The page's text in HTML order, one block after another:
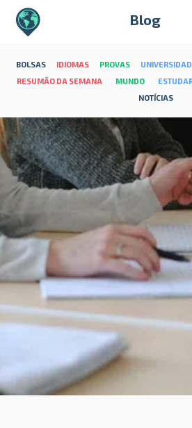
Blog
BOLSAS IDIOMAS PROVAS
RESUMÃO DA SEMANA
MUNDO
NOTÍCIAS